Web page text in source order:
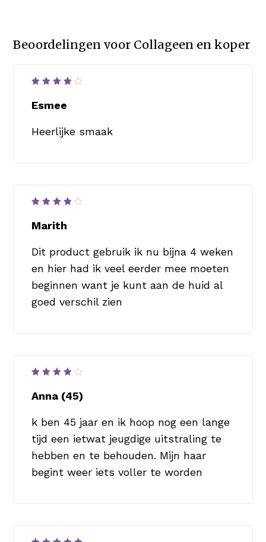
Beoordelingen voor Collageen en koper
4
5
Esmee
Heerlijke smaak
4 uit
5
Marith
Dit product gebruik ik nu bijna 4 weken
en hier had ik veel eerder mee moeten
beginnen want je kunt aan de huid al
goed verschil zien
4
5
Anna (45)
k ben 45 jaar en ik hoop nog een lange
tijd een ietwat jeugdige uitstraling te
hebben en te behouden. Mijn haar
begint weer iets voller te worden